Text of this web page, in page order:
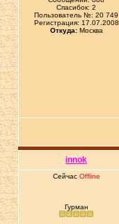
Спасибок: 2
Пользователь №: 20 749
Регистрация: 17.07.2008
Откуда:Москва
innok
Сейчас Offline
Гурман